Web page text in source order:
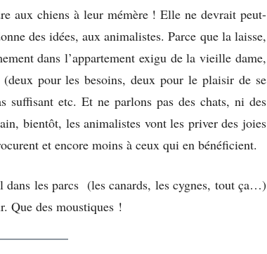
aux chiens à leur mémère ! Elle ne devrait peut-
des idées, aux animalistes. Parce que la laisse,
dans l’appartement exigu de la vieille dame,
pour les besoins, deux pour le plaisir de se
suffisant etc. Et ne parlons pas des chats, ni des
bientôt, les animalistes vont les priver des joies
et encore moins à ceux qui en bénéficient.
les parcs (les canards, les cygnes, tout ça…)
Que des moustiques !